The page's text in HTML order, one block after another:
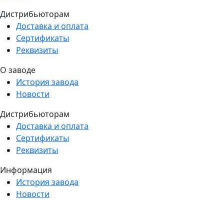
Дистрибьюторам
Доставка и оплата
Сертификаты
Реквизиты
О заводе
История завода
Новости
Дистрибьюторам
Доставка и оплата
Сертификаты
Реквизиты
Информация
История завода
Новости